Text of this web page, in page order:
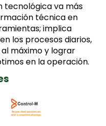
tecnológica va más
técnica en
implica
los procesos diarios,
máximo y lograr
en la operación.